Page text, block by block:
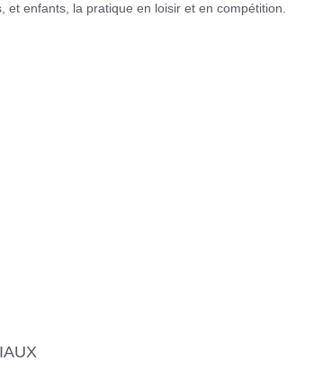
et enfants, la pratique en loisir et en compétition.